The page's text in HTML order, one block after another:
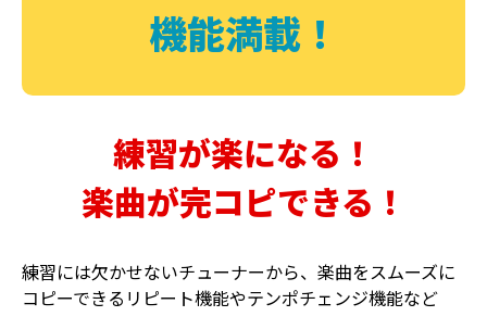
DELAY PHASER
機能満載！
練習が楽になる！
楽曲が完コピできる！
練習には欠かせないチューナーから、楽曲をスムーズに
コピーできるリピート機能やテンポチェンジ機能など